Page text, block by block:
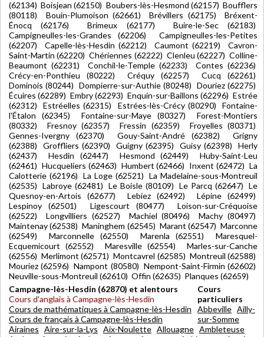
(62134) Boisjean (62150) Boubers-lès-Hesmond (62157) Boufflers
(80118) Bouin-Plumoison (62661) Brévillers (62175) Bréxent-
Énocq (62176) Brimeux (62177) Buire-le-Sec (62183)
Campigneulles-les-Grandes (62206) Campigneulles-les-Petites
(62207) Capelle-lès-Hesdin (62212) Caumont (62219) Cavron-
Saint-Martin (62220) Chériennes (62222) Clenleu (62227) Colline-
Beaumont (62231) Conchil-le-Temple (62233) Contes (62236)
Crécy-en-Ponthieu (80222) Créquy (62257) Cucq (62261)
Dominois (80244) Dompierre-sur-Authie (80248) Douriez (62275)
Écuires (62289) Embry (62293) Enquin-sur-Baillons (62296) Estrée
(62312) Estréelles (62315) Estrées-lès-Crécy (80290) Fontaine-
l'Étalon (62345) Fontaine-sur-Maye (80327) Forest-Montiers
(80332) Fresnoy (62357) Fressin (62359) Froyelles (80371)
Gennes-Ivergny (62370) Gouy-Saint-André (62382) Grigny
(62388) Groffliers (62390) Guigny (62395) Guisy (62398) Herly
(62437) Hesdin (62447) Hesmond (62449) Huby-Saint-Leu
(62461) Hucqueliers (62463) Humbert (62466) Inxent (62472) La
Calotterie (62196) La Loge (62521) La Madelaine-sous-Montreuil
(62535) Labroye (62481) Le Boisle (80109) Le Parcq (62647) Le
Quesnoy-en-Artois (62677) Lebiez (62492) Lépine (62499)
Lespinoy (62501) Ligescourt (80477) Loison-sur-Créquoise
(62522) Longvilliers (62527) Machiel (80496) Machy (80497)
Maintenay (62538) Maninghem (62545) Marant (62547) Marconne
(62549) Marconnelle (62550) Marenla (62551) Maresquel-
Ecquemicourt (62552) Maresville (62554) Marles-sur-Canche
(62556) Merlimont (62571) Montcavrel (62585) Montreuil (62588)
Mouriez (62596) Nampont (80580) Nempont-Saint-Firmin (62602)
Neuville-sous-Montreuil (62610) Offin (62635) Planques (62659)
Campagne-lès-Hesdin (62870) et alentours
Cours d'anglais à Campagne-lès-Hesdin
Cours de mathématiques à Campagne-lès-Hesdin
Cours de français à Campagne-lès-Hesdin
Cours
particuliers
Abbeville Ailly-
sur-Somme
Airaines Aire-sur-la-Lys Aix-Noulette Allouagne Ambleteuse